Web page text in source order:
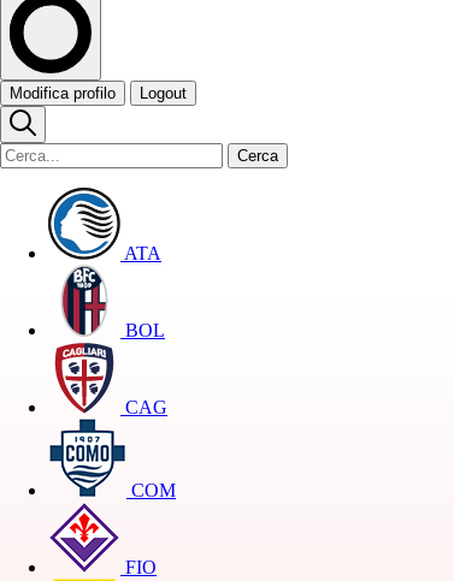
Modifica profilo Logout
Cerca
ATA
BOL
CAG
COM
FIO